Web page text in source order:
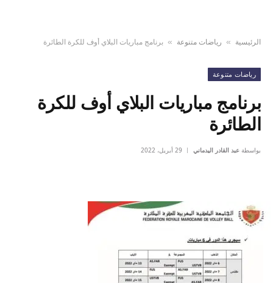
الرئيسية » رياضات متنوعة » برنامج مباريات البلاي أوف للكرة الطائرة
رياضات متنوعة
برنامج مباريات البلاي أوف للكرة
الطائرة
بواسطة عبد القادر اليدماني 29 أبريل، 2022